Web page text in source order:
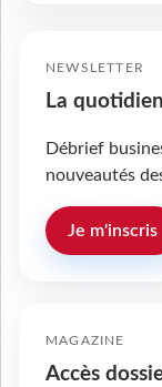
NEWSLETTER
La
Débrief
nouveautés
Je m'inscris
MAGAZINE
Accès